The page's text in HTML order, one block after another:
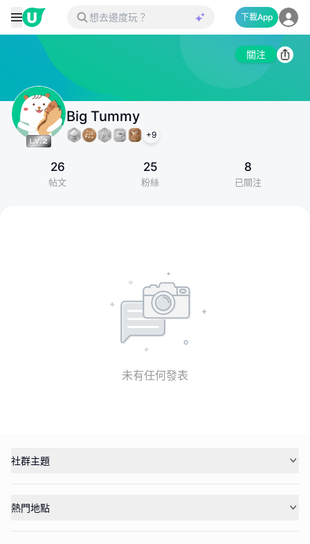
下載App
關注
Big Tummy
+9
26
帖文
25
粉絲
8
已關注
未有任何發表
社群主題
熱門地點